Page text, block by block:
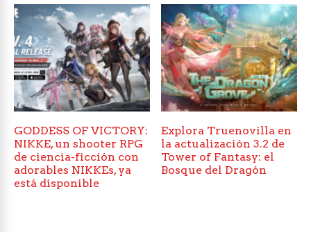
GODDESS OF VICTORY:
NIKKE, un shooter RPG
de ciencia-ficción con
adorables NIKKEs, ya
está disponible
Explora Truenovilla en
la actualización 3.2 de
Tower of Fantasy: el
Bosque del Dragón